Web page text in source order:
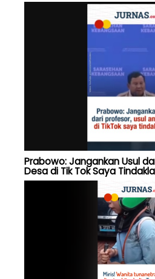
Prabowo: Jangankan Usul
Desa di Tik Tok Saya